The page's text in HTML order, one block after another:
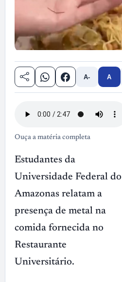
A- A
Ouça a matéria completa
Estudantes da
Universidade Federal do
Amazonas relatam a
presença de metal na
comida fornecida no
Restaurante
Universitário.